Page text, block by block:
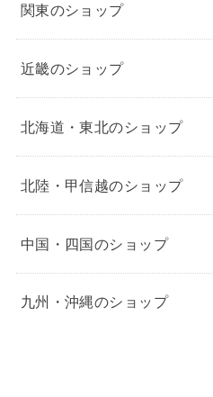
関東のショップ
近畿のショップ
北海道・東北のショップ
北陸・甲信越のショップ
中国・四国のショップ
九州・沖縄のショップ